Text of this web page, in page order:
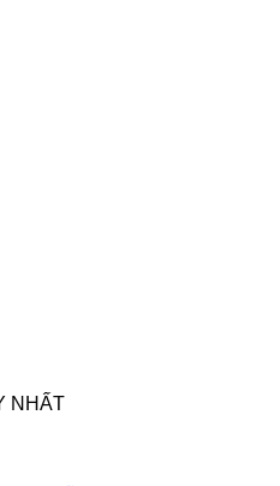
NHẤT